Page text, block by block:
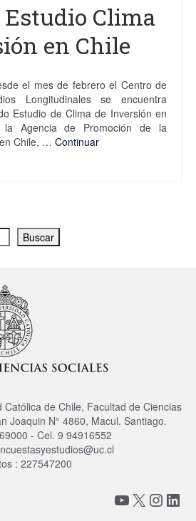
Estudio Clima
en Chile
el mes de febrero el Centro de
Longitudinales se encuentra
Estudio de Clima de Inversión en
la Agencia de Promoción de la
Chile, … Continuar
Buscar
Católica de Chile, Facultad de Ciencias
Joaquin N° 4860, Macul. Santiago.
- Cel. 9 94916552
: 227547200
YouTube
X